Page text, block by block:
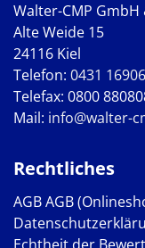
Walter-CMP GmbH
Alte Weide 15
24116 Kiel
Telefon: 0431
Telefax: 0800
Mail: info@walter-
Rechtliches
AGBAGB